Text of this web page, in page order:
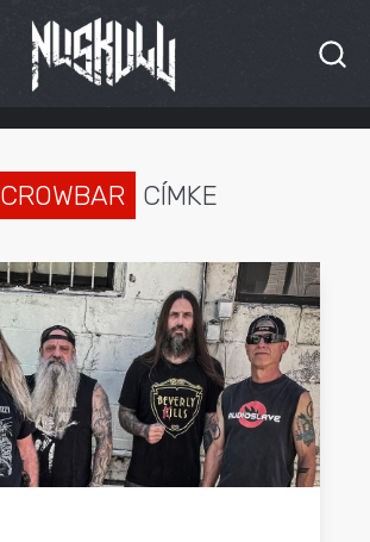
CROWBAR CÍMKE